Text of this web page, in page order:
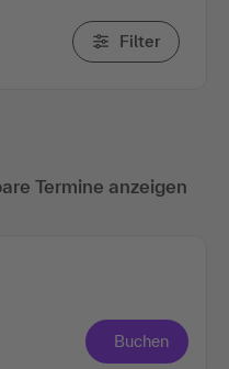
Filter
Termine anzeigen